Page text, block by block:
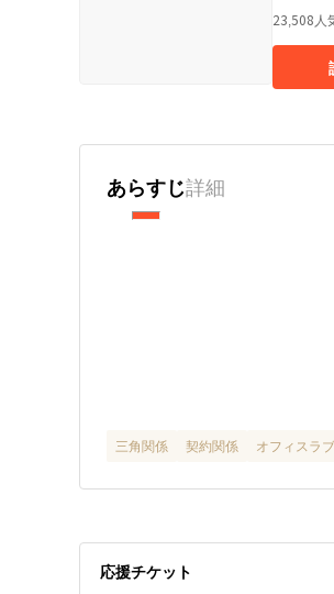
23,508 人
あらすじ詳細
三角関係 契約関係 オフィスラブ
応援チケット